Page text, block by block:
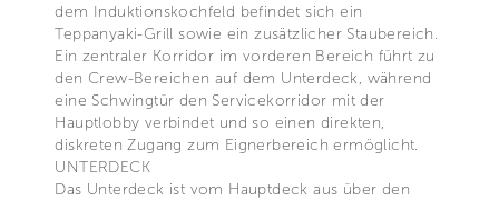
dem Induktionskochfeld befindet sich ein
Teppanyaki-Grill sowie ein zusätzlicher Staubereich.
Ein zentraler Korridor im vorderen Bereich führt zu
den Crew-Bereichen auf dem Unterdeck, während
eine Schwingtür den Servicekorridor mit der
Hauptlobby verbindet und so einen direkten,
diskreten Zugang zum Eignerbereich ermöglicht.
UNTERDECK
Das Unterdeck ist vom Hauptdeck aus über den